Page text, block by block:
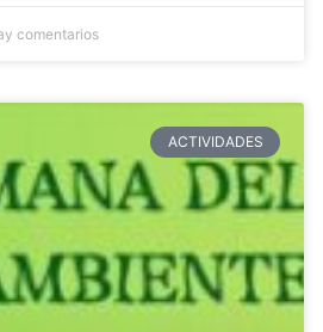
comentarios
ACTIVIDADES